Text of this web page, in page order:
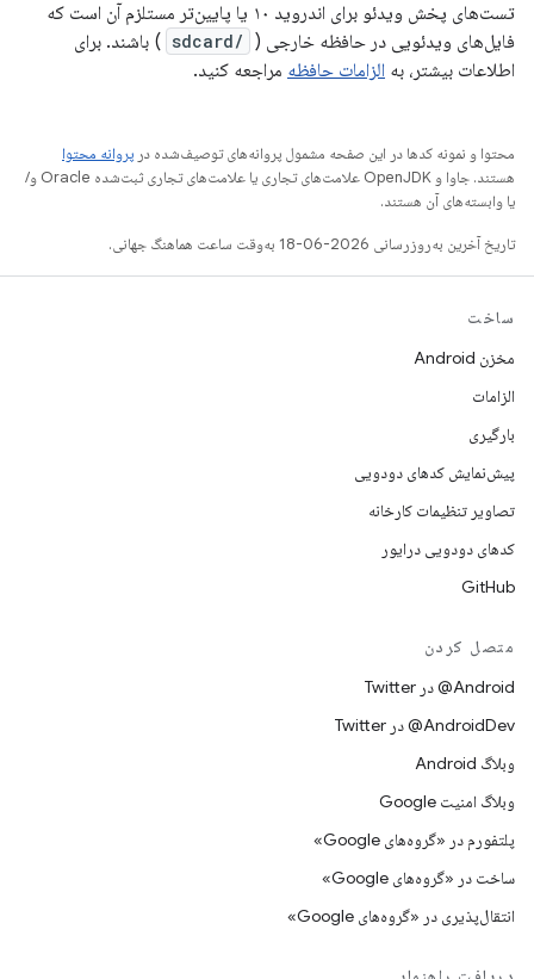
تست‌های پخش ویدئو برای اندروید ۱۰ یا پایین‌تر مستلزم آن است که
فایل‌های ویدئویی در حافظه خارجی (
/sdcard
) باشند. برای
اطلاعات بیشتر، به الزامات حافظه مراجعه کنید.
محتوا و نمونه کدها در این صفحه مشمول پروانه‌های توصیف‌شده در پروانه محتوا
هستند. جاوا و OpenJDK علامت‌های تجاری یا علامت‌های تجاری ثبت‌شده Oracle و/
یا وابسته‌های آن هستند.
تاریخ آخرین به‌روزرسانی 2026-06-18 به‌وقت ساعت هماهنگ جهانی.
ساخت
مخزن Android
الزامات
بارگیری
پیش‌نمایش کدهای دودویی
تصاویر تنظیمات کارخانه
کدهای دودویی درایور
GitHub
متصل کردن
Android@ در Twitter
AndroidDev@ در Twitter
وبلاگ Android
وبلاگ امنیت Google
پلتفورم در «گروه‌های Google»
ساخت در «گروه‌های Google»
انتقال‌پذیری در «گروه‌های Google»